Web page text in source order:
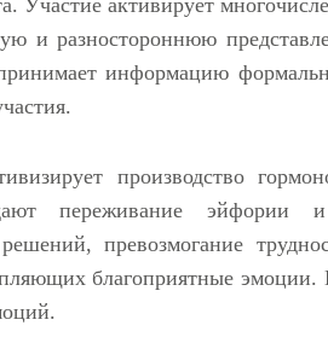
Участие активирует
и разностороннюю
информацию
производство
переживание эйфории и
превозмогание
благоприятные эмоции.